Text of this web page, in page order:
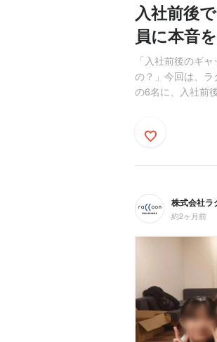
入社前後
員に本音
「入社前後のギ
の？」今回は、ラ
の6名に、入社前
株式会社ラ
約2ヶ月前